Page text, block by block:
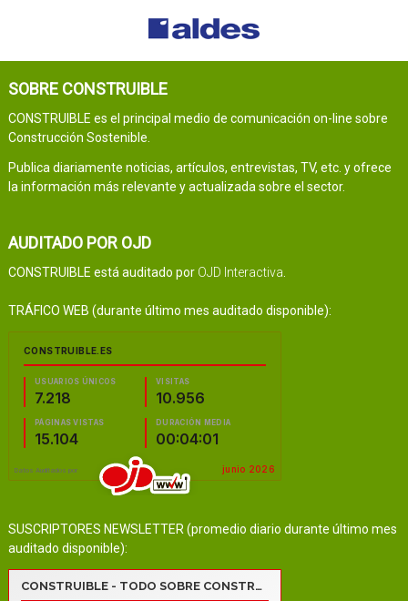
SOBRE CONSTRUIBLE
CONSTRUIBLE es el principal medio de comunicación on-line sobre
Construcción Sostenible.
Publica diariamente noticias, artículos, entrevistas, TV, etc. y ofrece
la información más relevante y actualizada sobre el sector.
AUDITADO POR OJD
CONSTRUIBLE está auditado por OJD Interactiva
TRÁFICO WEB (durante último mes auditado disponible):
SUSCRIPTORES NEWSLETTER (promedio diario durante último mes
auditado disponible):